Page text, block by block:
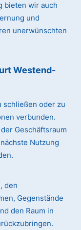
bieten wir auch
und
unerwünschten
Westend-
schließen oder zu
verbunden.
Geschäftsraum
Nutzung
den
Gegenstände
den Raum in